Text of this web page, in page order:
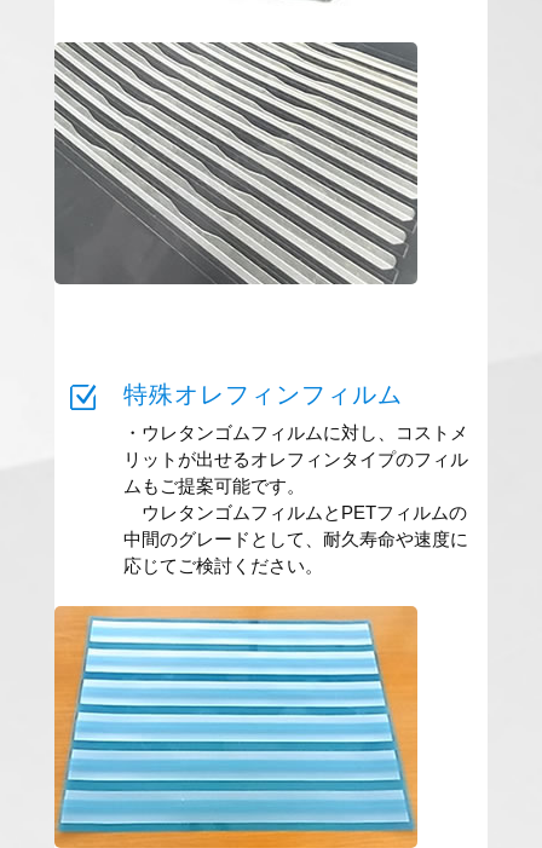
Z 特殊オレフィンフィルム
・ウレタンゴムフィルムに対し、コストメ
リットが出せるオレフィンタイプのフィル
ムもご提案可能です。
ウレタンゴムフィルムとPETフィルムの
中間のグレードとして、耐久寿命や速度に
応じてご検討ください。